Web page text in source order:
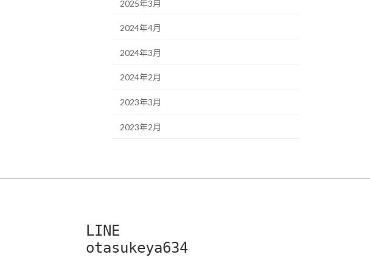
2025年3月
2024年4月
2024年3月
2024年2月
2023年3月
2023年2月
LINE
otasukeya634